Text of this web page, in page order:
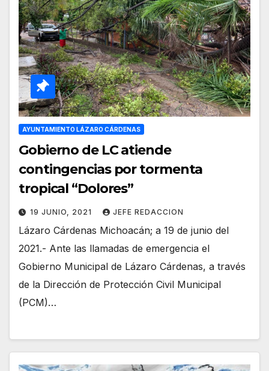
AYUNTAMIENTO LÁZARO CÁRDENAS
Gobierno de LC atiende
contingencias por tormenta
tropical “Dolores”
19 JUNIO, 2021 JEFE REDACCION
Lázaro Cárdenas Michoacán; a 19 de junio del
2021.- Ante las llamadas de emergencia el
Gobierno Municipal de Lázaro Cárdenas, a través
de la Dirección de Protección Civil Municipal
(PCM)…